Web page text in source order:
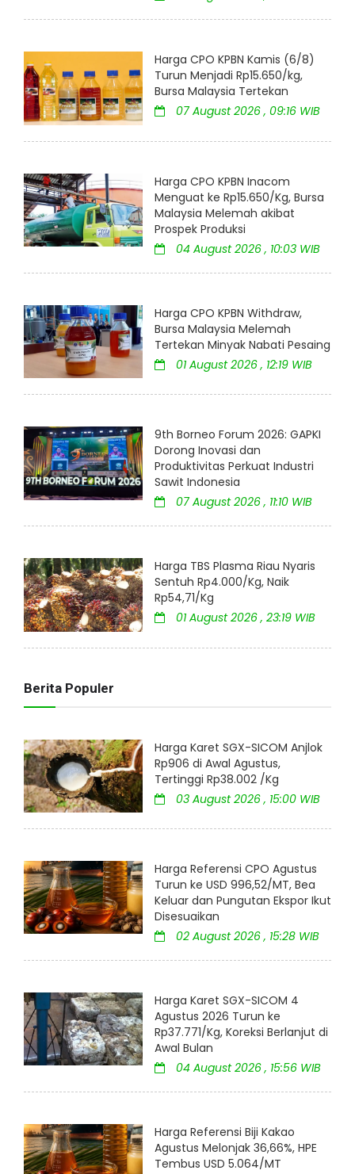
Harga CPO KPBN Kamis (6/8)
Turun Menjadi Rp15.650/kg,
Bursa Malaysia Tertekan
07 August 2026 , 09:16 WIB
Harga CPO KPBN Inacom
Menguat ke Rp15.650/Kg, Bursa
Malaysia Melemah akibat
Prospek Produksi
04 August 2026 , 10:03 WIB
Harga CPO KPBN Withdraw,
Bursa Malaysia Melemah
Tertekan Minyak Nabati Pesaing
01 August 2026 , 12:19 WIB
9th Borneo Forum 2026: GAPKI
Dorong Inovasi dan
Produktivitas Perkuat Industri
Sawit Indonesia
07 August 2026 , 11:10 WIB
Harga TBS Plasma Riau Nyaris
Sentuh Rp4.000/Kg, Naik
Rp54,71/Kg
01 August 2026 , 23:19 WIB
Berita Populer
Harga Karet SGX-SICOM Anjlok
Rp906 di Awal Agustus,
Tertinggi Rp38.002 /Kg
03 August 2026 , 15:00 WIB
Harga Referensi CPO Agustus
Turun ke USD 996,52/MT, Bea
Keluar dan Pungutan Ekspor Ikut
Disesuaikan
02 August 2026 , 15:28 WIB
Harga Karet SGX-SICOM 4
Agustus 2026 Turun ke
Rp37.771/Kg, Koreksi Berlanjut di
Awal Bulan
04 August 2026 , 15:56 WIB
Harga Referensi Biji Kakao
Agustus Melonjak 36,66%, HPE
Tembus USD 5.064/MT